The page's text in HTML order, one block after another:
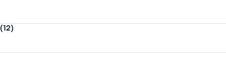
(12)